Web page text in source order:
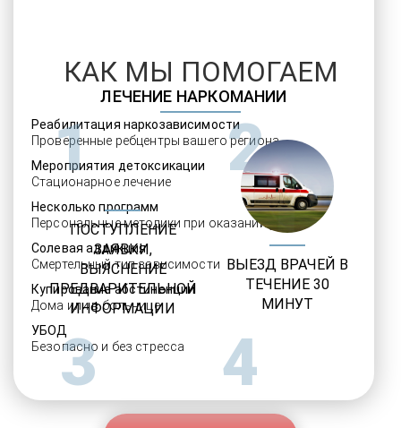
ЛЕЧЕНИЕ НАРКОМАНИИ
Реабилитация наркозависимости
Проверенные ребцентры вашего региона
Мероприятия детоксикации
Стационарное лечение
Несколько программ
Персональные методики при оказании услуг
Солевая аддикция
Смертельный тип зависимости
Купирование абстиненции
Дома или в больнице
УБОД
Безопасно и без стресса
КАК МЫ ПОМОГАЕМ
1
ПОСТУПЛЕНИЕ
ЗАЯВКИ,
ВЫЯСНЕНИЕ
ПРЕДВАРИТЕЛЬНОЙ
ИНФОРМАЦИИ
2
ВЫЕЗД ВРАЧЕЙ В
ТЕЧЕНИЕ 30
МИНУТ
3 4